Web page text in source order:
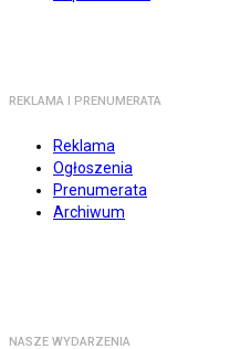
REKLAMA I PRENUMERATA
Reklama
Ogłoszenia
Prenumerata
Archiwum
NASZE WYDARZENIA